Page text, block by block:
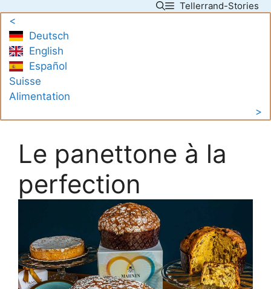
content
Tellerrand-Stories
<
Deutsch
English
Español
Suisse
Alimentation
>
Le panettone à la
perfection